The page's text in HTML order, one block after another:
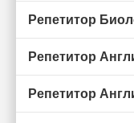
Репетитор
Репетитор
Репетитор